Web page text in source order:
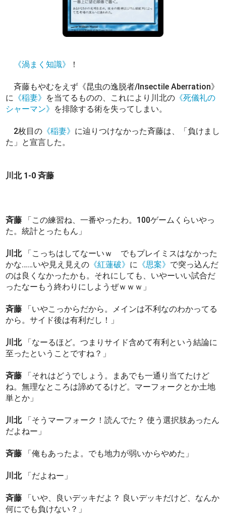
《渦まく知識》 ！
斉藤もやむをえず《昆虫の逸脱者/Insectile Aberration》
に 《稲妻》 を当てるものの、これにより川北の 《死儀礼の
シャーマン》 を排除する術を失ってしまい。
2枚目の 《稲妻》 に辿りつけなかった斉藤は、「負けまし
た」と宣言した。
川北 1-0 斉藤
斉藤
「この練習ね、一番やったわ。100ゲームくらいやっ
た。統計とったもん」
川北
「こっちはしてなーいｗ でもプレイミスはなかった
かな……いや見え見えの 《紅蓮破》 に 《思案》 で突っ込んだ
のは良くなかったかも。それにしても、いやーいい試合だ
ったなーもう終わりにしようぜｗｗｗ」
斉藤
「いやこっからだから。メインは不利なのわかってる
から。サイド後は有利だし！」
川北
「なーるほど。つまりサイド含めて有利という結論に
至ったということですね？」
斉藤
「それはどうでしょう。まあでも一通り当てたけど
ね。無理なところは諦めてるけど。マーフォークとか土地
単とか」
川北
「そうマーフォーク！読んでた？ 使う選択肢あったん
だよねー」
斉藤 「俺もあったよ。でも地力が弱いからやめた」
川北 「だよねー」
斉藤
「いや、良いデッキだよ？ 良いデッキだけど、なんか
何にでも負けない？」